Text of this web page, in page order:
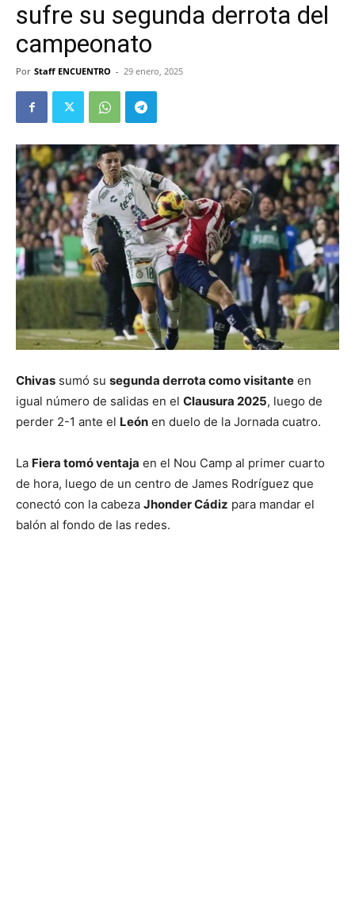
sufre su segunda derrota del
campeonato
Por Staff ENCUENTRO - 29 enero, 2025
Chivas sumó su segunda derrota como visitante en
igual número de salidas en el Clausura 2025, luego de
perder 2-1 ante el León en duelo de la Jornada cuatro.
La Fiera tomó ventaja en el Nou Camp al primer cuarto
de hora, luego de un centro de James Rodríguez que
conectó con la cabeza Jhonder Cádiz para mandar el
balón al fondo de las redes.